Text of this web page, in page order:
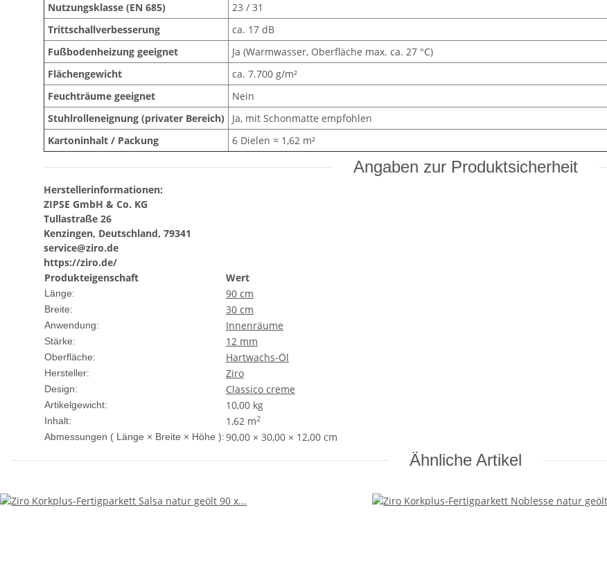
Nutzungsklasse (EN 685)
23 / 31
Trittschallverbesserung
ca. 17 dB
Fußbodenheizung geeignet
Ja (Warmwasser, Oberfläche max. ca. 27 °C)
Flächengewicht
ca. 7.700 g/m²
Feuchträume geeignet
Nein
Stuhlrolleneignung (privater Bereich)
Ja, mit Schonmatte empfohlen
Kartoninhalt / Packung
6 Dielen ≈ 1,62 m²
Angaben zur Produktsicherheit
Herstellerinformationen:
ZIPSE GmbH & Co. KG
Tullastraße 26
Kenzingen, Deutschland, 79341
service@ziro.de
https://ziro.de/
Produkteigenschaft
Wert
Länge: 90 cm
Breite: 30 cm
Anwendung: Innenräume
Stärke: 12 mm
Oberfläche: Hartwachs-Öl
Hersteller: Ziro
Design: Classico creme
Artikelgewicht: 10,00 kg
Inhalt: 1,62 m2
Abmessungen ( Länge × Breite × Höhe ):90,00 × 30,00 × 12,00 cm
Ähnliche Artikel